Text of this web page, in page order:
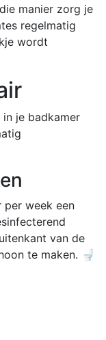
manier zorg je
regelmatig
wordt
je badkamer
per week een
van de
te maken. 🚽